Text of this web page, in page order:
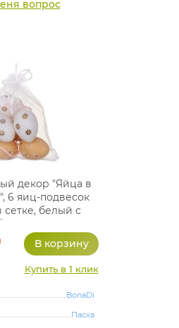
вопрос
декор "Яйца в
6 яиц-подвесок
сетке, белый с
бежевым
Купить в 1 клик
BonaDi
Пасха